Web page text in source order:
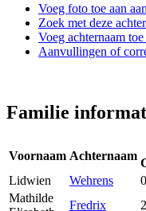
Voeg foto toe aan
Zoek met deze
Voeg achternaam
Aanvullingen of
Familie
Voornaam Achternaam
Lidwien
Wehrens
Mathilde
Fredrix